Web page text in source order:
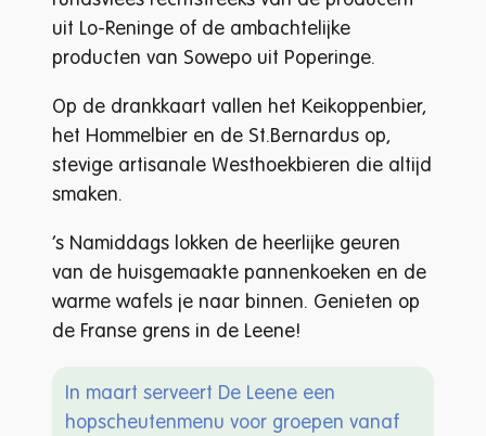
uit Lo-Reninge of de ambachtelijke
producten van Sowepo uit Poperinge.
Op de drankkaart vallen het Keikoppenbier,
het Hommelbier en de St.Bernardus op,
stevige artisanale Westhoekbieren die altijd
smaken.
’s Namiddags lokken de heerlijke geuren
van de huisgemaakte pannenkoeken en de
warme wafels je naar binnen. Genieten op
de Franse grens in de Leene!
In maart serveert De Leene een
hopscheutenmenu voor groepen vanaf